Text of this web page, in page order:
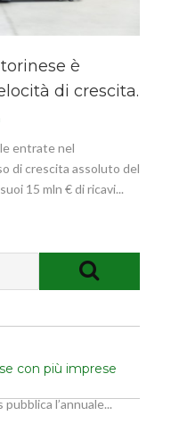
è
di crescita.
entrate nel
di crescita assoluto del
15 mln € di ricavi...
con più imprese
l’annuale...